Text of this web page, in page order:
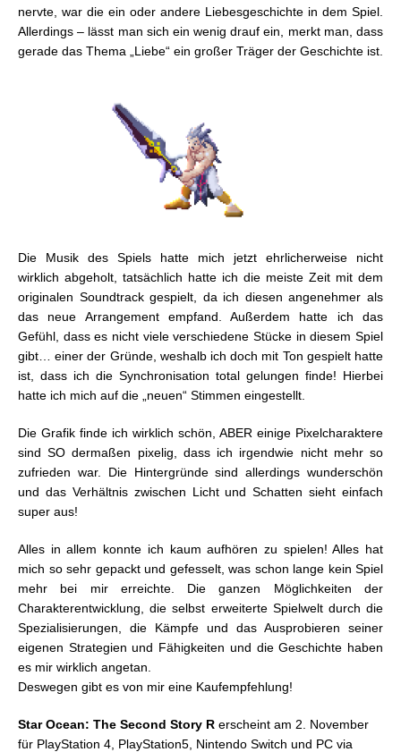
nervte, war die ein oder andere Liebesgeschichte in dem Spiel.
Allerdings – lässt man sich ein wenig drauf ein, merkt man, dass
gerade das Thema „Liebe“ ein großer Träger der Geschichte ist.
Die Musik des Spiels hatte mich jetzt ehrlicherweise nicht
wirklich abgeholt, tatsächlich hatte ich die meiste Zeit mit dem
originalen Soundtrack gespielt, da ich diesen angenehmer als
das neue Arrangement empfand. Außerdem hatte ich das
Gefühl, dass es nicht viele verschiedene Stücke in diesem Spiel
gibt… einer der Gründe, weshalb ich doch mit Ton gespielt hatte
ist, dass ich die Synchronisation total gelungen finde! Hierbei
hatte ich mich auf die „neuen“ Stimmen eingestellt.
Die Grafik finde ich wirklich schön, ABER einige Pixelcharaktere
sind SO dermaßen pixelig, dass ich irgendwie nicht mehr so
zufrieden war. Die Hintergründe sind allerdings wunderschön
und das Verhältnis zwischen Licht und Schatten sieht einfach
super aus!
Alles in allem konnte ich kaum aufhören zu spielen! Alles hat
mich so sehr gepackt und gefesselt, was schon lange kein Spiel
mehr bei mir erreichte. Die ganzen Möglichkeiten der
Charakterentwicklung, die selbst erweiterte Spielwelt durch die
Spezialisierungen, die Kämpfe und das Ausprobieren seiner
eigenen Strategien und Fähigkeiten und die Geschichte haben
es mir wirklich angetan.
Deswegen gibt es von mir eine Kaufempfehlung!
Star Ocean: The Second Story R erscheint am 2. November
für PlayStation 4, PlayStation5, Nintendo Switch und PC via